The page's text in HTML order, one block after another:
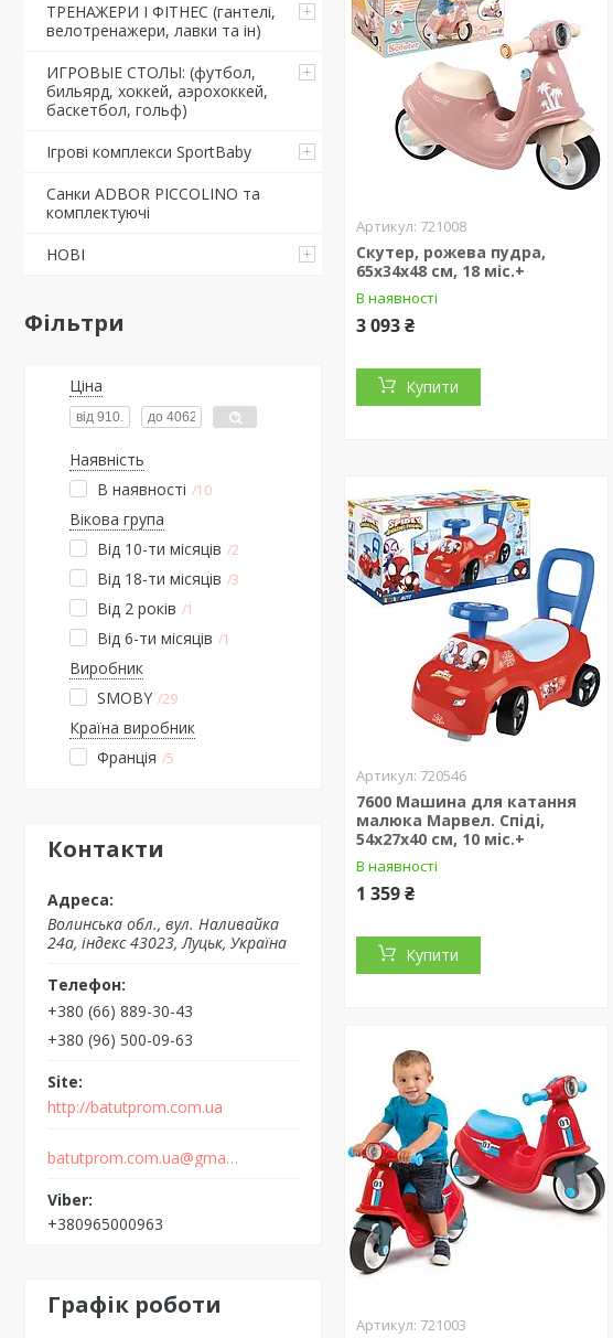
ТРЕНАЖЕРИ І ФІТНЕС (гантелі,
велотренажери, лавки та ін)
ИГРОВЫЕ СТОЛЫ: (футбол,
бильярд, хоккей, аэрохоккей,
баскетбол, гольф)
Ігрові комплекси SportBaby
Санки ADBOR PICCOLINO та
комплектуючі
НОВІ
Фільтри
Ціна
Наявність
В наявності
10
Вікова група
Від 10-ти місяців 2
Від 18-ти місяців 3
Від 2 років 1
Від 6-ти місяців 1
Виробник
SMOBY 29
Країна виробник
Франція 5
Контакти
Волинська обл., вул. Наливайка
24а, індекс 43023, Луцьк, Україна
+380 (66) 889-30-43
+380 (96) 500-09-63
http://batutprom.com.ua
batutprom.com.ua@gmail.com
+380965000963
Графік роботи
721008
Скутер, рожева пудра,
65x34x48 см, 18 міс.+
В наявності
3 093 ₴
Купити
720546
7600 Машина для катання
малюка Марвел. Спiдi,
54х27х40 см, 10 мic.+
В наявності
1 359 ₴
Купити
721003